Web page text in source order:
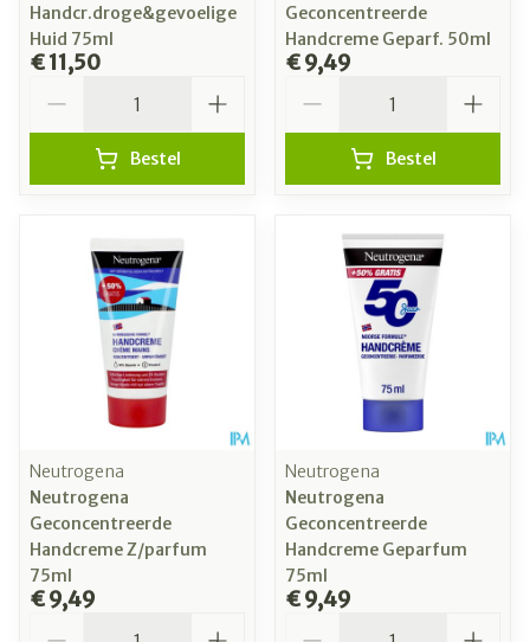
Handcr.droge&gevoelige
Huid 75ml
€ 11,50
Bestel
Geconcentreerde
Handcreme Geparf. 50ml
€ 9,49
Bestel
Neutrogena
Neutrogena
Geconcentreerde
Handcreme Z/parfum
75ml
€ 9,49
Neutrogena
Neutrogena
Geconcentreerde
Handcreme Geparfum
75ml
€ 9,49